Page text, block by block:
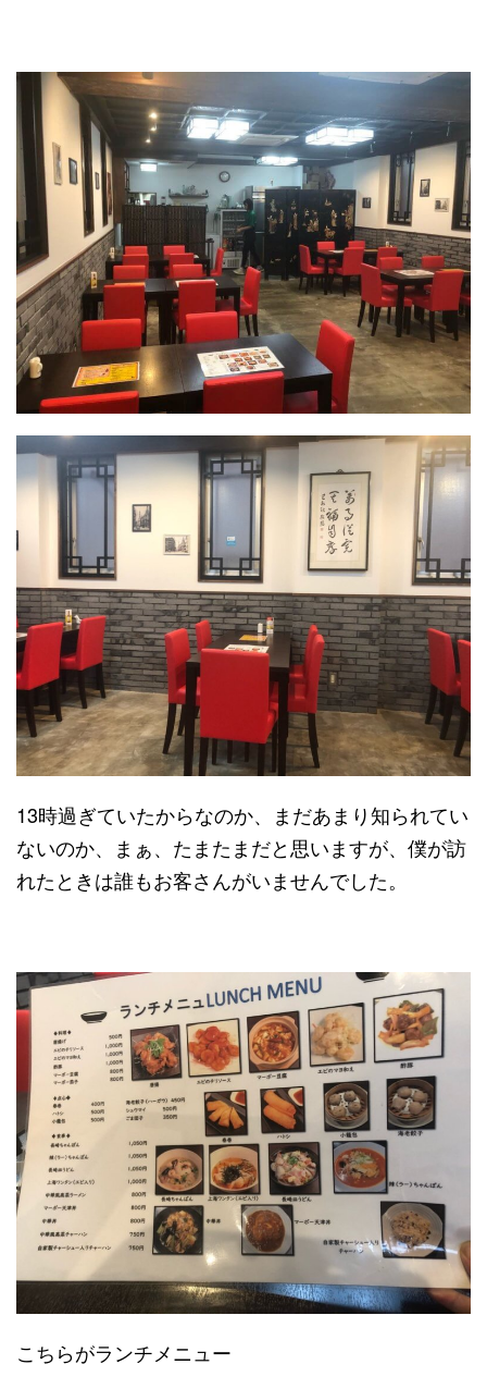
13時過ぎていたからなのか、まだあまり知られてい
ないのか、まぁ、たまたまだと思いますが、僕が訪
れたときは誰もお客さんがいませんでした。
こちらがランチメニュー